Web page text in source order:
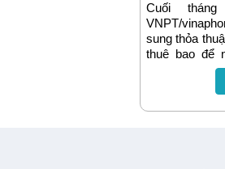
Cuối
VNPT/
sung thỏa
thuê bao để
Theo đó, với
khai, VNPT
mới, nhằm